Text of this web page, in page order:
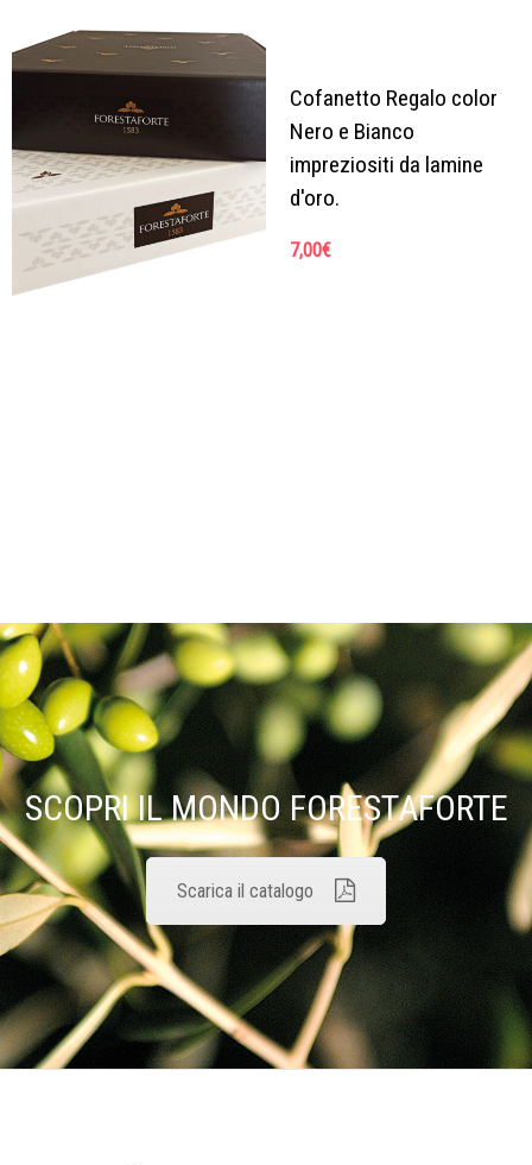
Cofanetto Regalo color
Nero e Bianco
impreziositi da lamine
d'oro.
7,00€
SCOPRI IL MONDO FORESTAFORTE
Scarica il catalogo